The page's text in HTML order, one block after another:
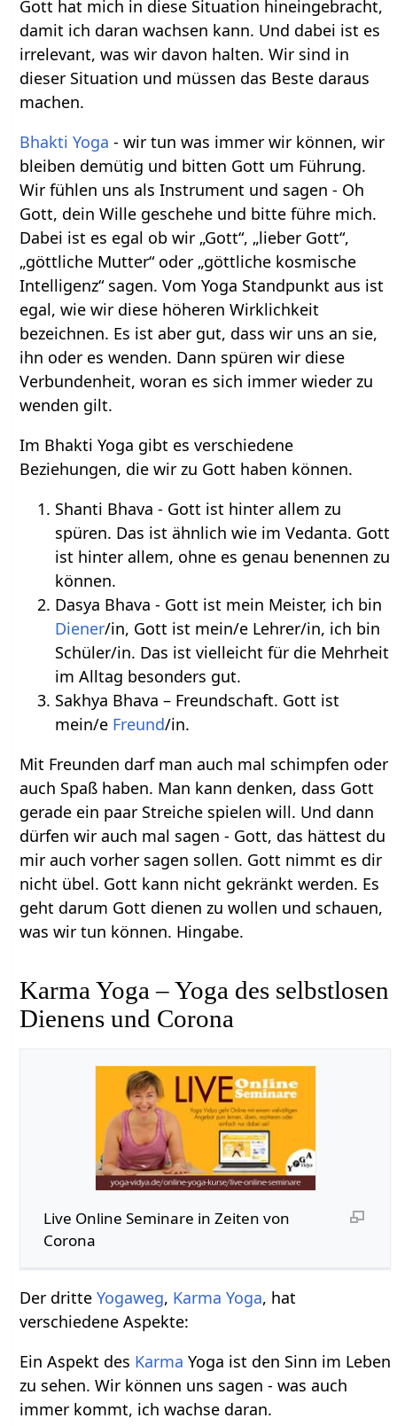
Gott hat mich in diese Situation hineingebracht,
damit ich daran wachsen kann. Und dabei ist es
irrelevant, was wir davon halten. Wir sind in
dieser Situation und müssen das Beste daraus
machen.
Bhakti Yoga - wir tun was immer wir können, wir
bleiben demütig und bitten Gott um Führung.
Wir fühlen uns als Instrument und sagen - Oh
Gott, dein Wille geschehe und bitte führe mich.
Dabei ist es egal ob wir „Gott“, „lieber Gott“,
„göttliche Mutter“ oder „göttliche kosmische
Intelligenz“ sagen. Vom Yoga Standpunkt aus ist
egal, wie wir diese höheren Wirklichkeit
bezeichnen. Es ist aber gut, dass wir uns an sie,
ihn oder es wenden. Dann spüren wir diese
Verbundenheit, woran es sich immer wieder zu
wenden gilt.
Im Bhakti Yoga gibt es verschiedene
Beziehungen, die wir zu Gott haben können.
Shanti Bhava - Gott ist hinter allem zu
spüren. Das ist ähnlich wie im Vedanta. Gott
ist hinter allem, ohne es genau benennen zu
können.
Dasya Bhava - Gott ist mein Meister, ich bin
Diener/in, Gott ist mein/e Lehrer/in, ich bin
Schüler/in. Das ist vielleicht für die Mehrheit
im Alltag besonders gut.
Sakhya Bhava – Freundschaft. Gott ist
mein/e Freund/in.
Mit Freunden darf man auch mal schimpfen oder
auch Spaß haben. Man kann denken, dass Gott
gerade ein paar Streiche spielen will. Und dann
dürfen wir auch mal sagen - Gott, das hättest du
mir auch vorher sagen sollen. Gott nimmt es dir
nicht übel. Gott kann nicht gekränkt werden. Es
geht darum Gott dienen zu wollen und schauen,
was wir tun können. Hingabe.
Karma Yoga – Yoga des selbstlosen
Dienens und Corona
Live Online Seminare in Zeiten von
Corona
Der dritteYogaweg, Karma Yoga, hat
verschiedene Aspekte:
Ein Aspekt des Karma Yoga ist den Sinn im Leben
zu sehen. Wir können uns sagen - was auch
immer kommt, ich wachse daran.